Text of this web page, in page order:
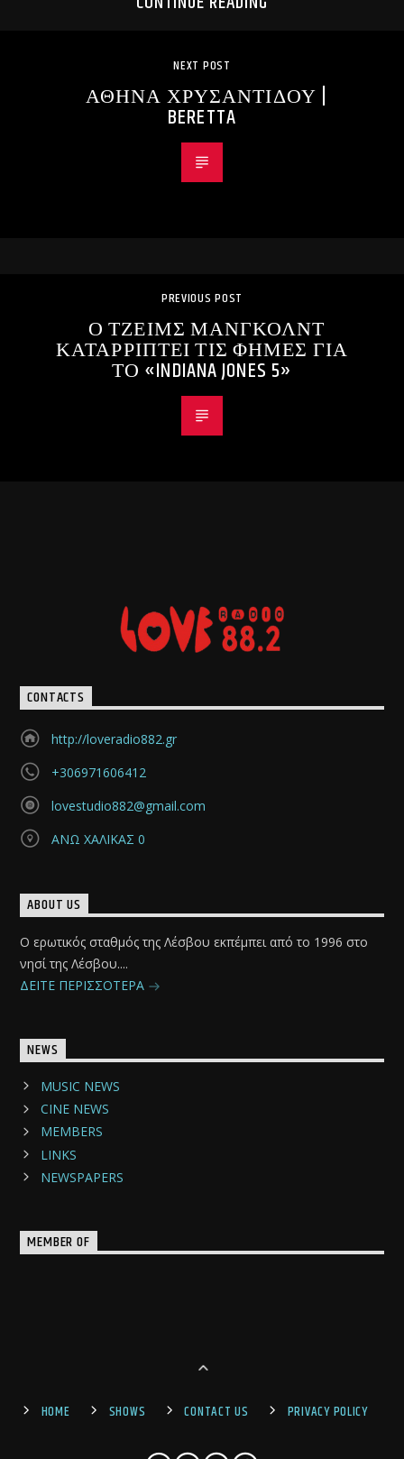
NEXT POST
ΑΘΗΝΑ ΧΡΥΣΑΝΤΙΔΟΥ |
BERETTA
PREVIOUS POST
Ο ΤΖΕΙΜΣ ΜΑΝΓΚΟΛΝΤ
ΚΑΤΑΡΡΙΠΤΕΙ ΤΙΣ ΦΗΜΕΣ ΓΙΑ
ΤΟ «INDIANA JONES 5»
CONTACTS
http://loveradio882.gr
+306971606412
lovestudio882@gmail.com
ΑΝΩ ΧΑΛΙΚΑΣ 0
ABOUT US
Ο ερωτικός σταθμός της Λέσβου εκπέμπει από το 1996 στο
νησί της Λέσβου....
ΔΕΙΤΕ ΠΕΡΙΣΣΟΤΕΡΑ
NEWS
MUSIC NEWS
CINE NEWS
MEMBERS
LINKS
NEWSPAPERS
MEMBER OF
HOME SHOWS CONTACT US PRIVACY POLICY